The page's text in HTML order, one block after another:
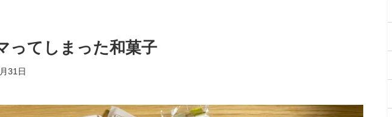
ってしまった和菓子
31日